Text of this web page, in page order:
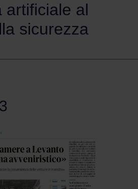
artificiale al
sicurezza